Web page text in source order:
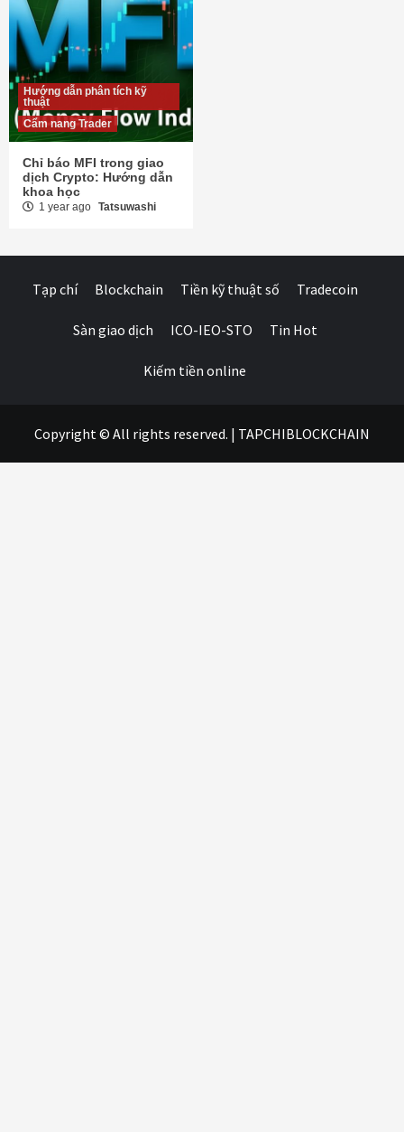
Hướng dẫn phân tích kỹ
thuật
Cẩm nang Trader
Chỉ báo MFI trong giao
dịch Crypto: Hướng dẫn
khoa học
1 year ago Tatsuwashi
Tạp chí Blockchain Tiền kỹ thuật số Tradecoin
Sàn giao dịch ICO-IEO-STO Tin Hot
Kiếm tiền online
Copyright © All rights reserved. | TAPCHIBLOCKCHAIN